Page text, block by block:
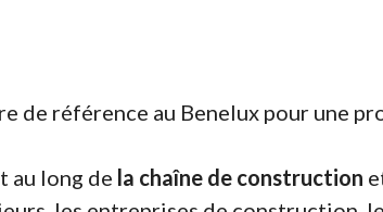
de référence au Benelux pour une
au long de la chaîne de construction